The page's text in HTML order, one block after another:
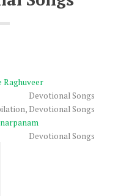
Raghuveer
Devotional Songs
,Devotional Songs
Devotional Songs